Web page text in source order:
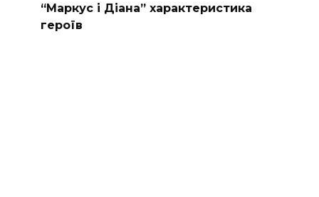
“Маркус і Діана” характеристика
героїв